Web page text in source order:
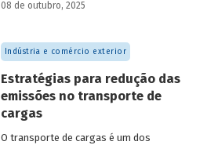
urbanos (RSU) e exportação.
08 de outubro, 2025
Indústria e comércio exterior
Estratégias para redução das
emissões no transporte de
cargas
O transporte de cargas é um dos